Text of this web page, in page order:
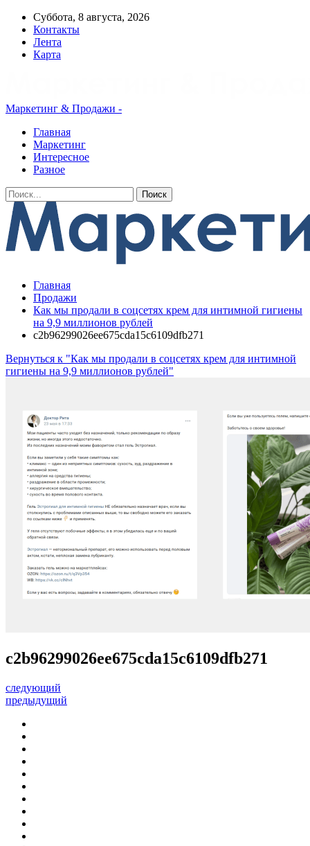
Суббота, 8 августа, 2026
Контакты
Лента
Карта
Маркетинг & Продажи -
Главная
Маркетинг
Интересное
Разное
Главная
Продажи
Как мы продали в соцсетях крем для интимной гигиены
на 9,9 миллионов рублей
c2b96299026ee675cda15c6109dfb271
Вернуться к "Как мы продали в соцсетях крем для интимной
гигиены на 9,9 миллионов рублей"
c2b96299026ee675cda15c6109dfb271
следующий
предыдущий